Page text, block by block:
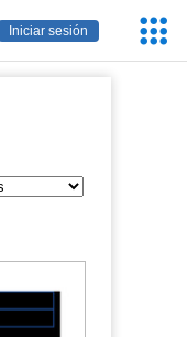
Iniciar sesión